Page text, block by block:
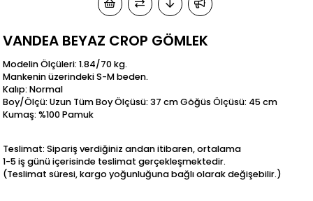
VANDEA BEYAZ CROP GÖMLEK
Modelin Ölçüleri: 1.84/70 kg.
Mankenin üzerindeki S-M beden.
Kalıp: Normal
Boy/Ölçü: Uzun Tüm Boy Ölçüsü: 37 cm Göğüs Ölçüsü: 45 cm
Kumaş: %100 Pamuk
Teslimat: Sipariş verdiğiniz andan itibaren, ortalama
1-5 iş günü içerisinde teslimat gerçekleşmektedir.
(Teslimat süresi, kargo yoğunluğuna bağlı olarak değişebilir.)